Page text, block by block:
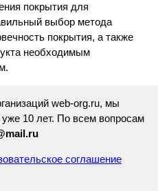
покрытия для
выбор метода
покрытия, а также
необходимым
web-org.ru, мы
10 лет. По всем вопросам
соглашение